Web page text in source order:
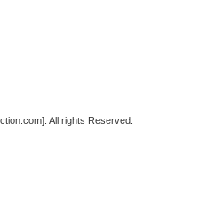
All rights Reserved.